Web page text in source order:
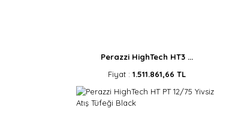
Perazzi HighTech HT3 ...
Fiyat : 1.511.861,66 TL